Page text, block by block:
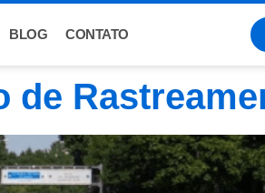
BLOG CONTATO
de